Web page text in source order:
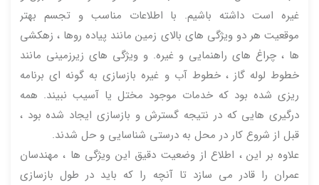
غیره است داشته باشیم. با اطلاعات مناسب و تجسم بهتر
موقعیت هر دو ویژگی های بالای زمین مانند پیاده روها ، زهکشی
ها ، چراغ های راهنمایی و غیره. و ویژگی های زیرزمینی مانند
خطوط لوله گاز ، خطوط آب و غیره بازسازی به گونه ای برنامه
ریزی شده بود که خدمات موجود مختل یا آسیب نبیند. همه
درگیری هایی که در نتیجه گسترش و بازسازی ایجاد شده بود ،
قبل از شروع کار در محل به درستی شناسایی و حل شدند.
علاوه بر این ، اطلاع از وضعیت دقیق این ویژگی ها ، مهندسان
عمران را قادر می سازد تا آنچه را که باید در طول بازسازی